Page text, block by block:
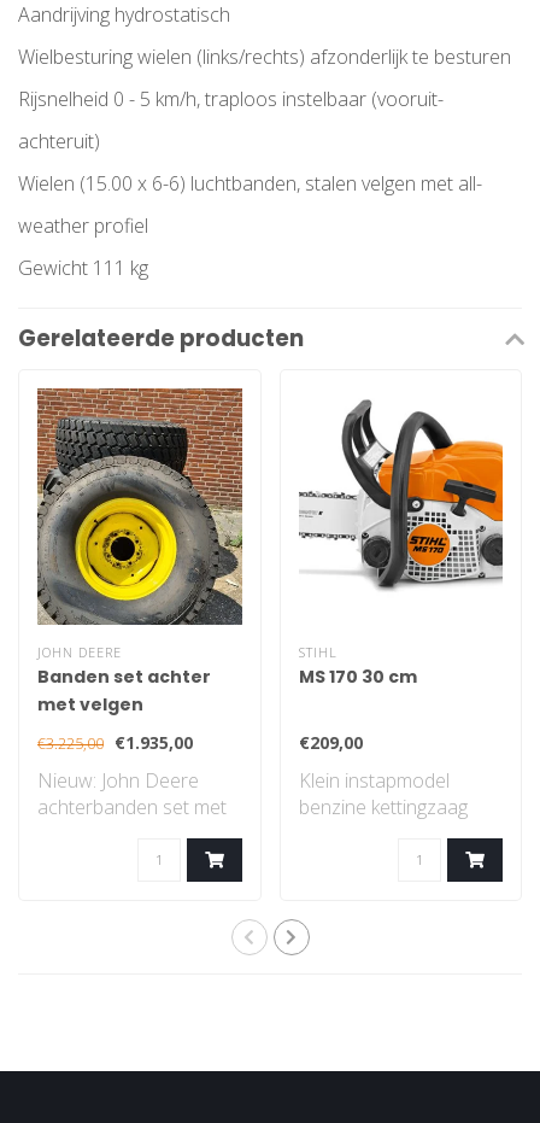
Aandrijving hydrostatisch
Wielbesturing wielen (links/rechts) afzonderlijk te besturen
Rijsnelheid 0 - 5 km/h, traploos instelbaar (vooruit-
achteruit)
Wielen (15.00 x 6-6) luchtbanden, stalen velgen met all-
weather profiel
Gewicht 111 kg
Gerelateerde producten
JOHN DEERE
Banden set achter
met velgen
€3.225,00 €1.935,00
Nieuw: John Deere
achterbanden set met
velgen, gazon profiel..
STIHL
MS 170 30 cm
€209,00
Klein instapmodel
benzine kettingzaag
met STIHL 2-MIX-